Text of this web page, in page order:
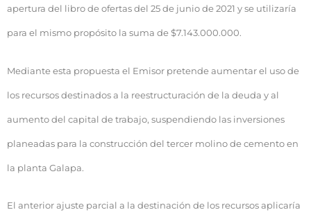
apertura del libro de ofertas del 25 de junio de 2021 y se utilizaría
para el mismo propósito la suma de $7.143.000.000.
Mediante esta propuesta el Emisor pretende aumentar el uso de
los recursos destinados a la reestructuración de la deuda y al
aumento del capital de trabajo, suspendiendo las inversiones
planeadas para la construcción del tercer molino de cemento en
la planta Galapa.
El anterior ajuste parcial a la destinación de los recursos aplicaría